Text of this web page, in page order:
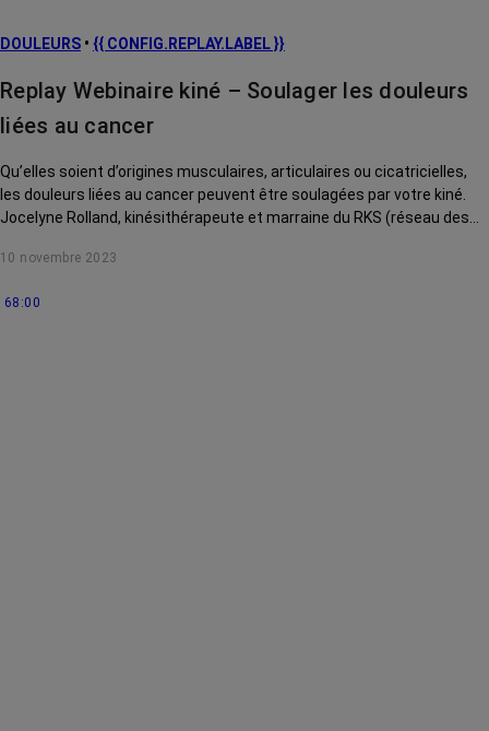
DOULEURS • {{ CONFIG.REPLAY.LABEL }}
Replay Webinaire kiné – Soulager les douleurs
liées au cancer
Qu’elles soient d’origines musculaires, articulaires ou cicatricielles,
les douleurs liées au cancer peuvent être soulagées par votre kiné.
Jocelyne Rolland, kinésithérapeute et marraine du RKS (réseau des
10 novembre 2023
68:00